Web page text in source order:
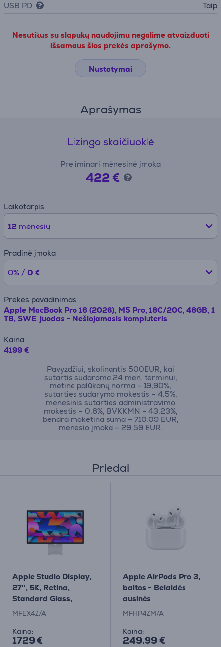
USB PD
Taip
Nesutikus su slapukų naudojimu negalime atvaizduoti
išsamaus šios prekės aprašymo.
Nustatymai
Aprašymas
Lizingo skaičiuoklė
Preliminari mėnesinė įmoka
422 €
Laikotarpis
12 mėnesių
Pradinė įmoka
0% / 0 €
Prekės pavadinimas
Apple MacBook Pro 16 (2026), M5 Pro, 18C/20C, 48GB, 1
TB, SWE, juodas - Nešiojamasis kompiuteris
Kaina
4199 €
Pavyzdžiui, skolinantis 500EUR, kai
sutartis sudaroma 24 mėn. terminui,
metinė palūkanų norma – 19,90%,
sutarties sudarymo mokestis – 4.5%,
mėnesinis sutarties administravimo
mokestis – 0.6%, BVKKMN – 43.23%,
bendra mokėtina suma – 710.09 EUR,
mėnesio įmoka – 29.59 EUR.
Priedai
Apple Studio Display,
27'', 5K, Retina,
Standard Glass,
pakreipiamas stovas,
MFEX4Z/A
Kaina:
1729 €
Apple AirPods Pro 3,
baltos - Belaidės
ausinės
MFHP4ZM/A
Kaina:
249.99 €